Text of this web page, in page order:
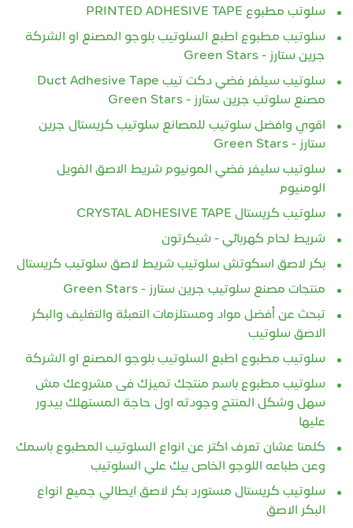
سلوتب مطبوع PRINTED ADHESIVE TAPE
سلوتيب مطبوع اطبع السلوتيب بلوجو المصنع او الشركة
جرين ستارز - Green Stars
سلوتيب سيلفر فضي دكت تيب Duct Adhesive Tape
مصنع سلوتب جرين ستارز - Green Stars
اقوي وافضل سلوتيب للمصانع سلوتيب كريستال جرين
ستارز - Green Stars
سلوتيب سليفر فضي المونيوم شريط الاصق الفويل
الومنيوم
سلوتيب كريستال CRYSTAL ADHESIVE TAPE
شريط لحام كهربائي - شيكرتون
بكر لاصق اسكوتش سلوتيب شريط لاصق سلوتيب كريستال
منتجات مصنع سلوتيب جرين ستارز - Green Stars
تبحث عن أفضل مواد ومستلزمات التعبئة والتغليف والبكر
الاصق سلوتيب
سلوتيب مطبوع اطبع السلوتيب بلوجو المصنع او الشركة
سلوتيب مطبوع باسم منتجك تميزك فى مشروعك مش
سهل وشكل المنتج وجودته اول حاجة المستهلك بيدور
عليها
كلمنا عشان تعرف اكتر عن انواع السلوتيب المطبوع باسمك
وعن طباعه اللوجو الخاص بيك علي السلوتيب
سلوتيب كريستال مستورد بكر لاصق ايطالي جميع انواع
البكر الاصق